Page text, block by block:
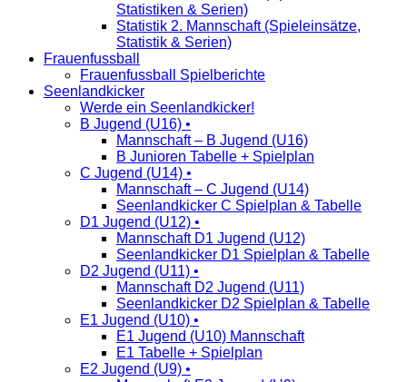
Statistiken & Serien)
Statistik 2. Mannschaft (Spieleinsätze,
Statistik & Serien)
Frauenfussball
Frauenfussball Spielberichte
Seenlandkicker
Werde ein Seenlandkicker!
B Jugend (U16) •
Mannschaft – B Jugend (U16)
B Junioren Tabelle + Spielplan
C Jugend (U14) •
Mannschaft – C Jugend (U14)
Seenlandkicker C Spielplan & Tabelle
D1 Jugend (U12) •
Mannschaft D1 Jugend (U12)
Seenlandkicker D1 Spielplan & Tabelle
D2 Jugend (U11) •
Mannschaft D2 Jugend (U11)
Seenlandkicker D2 Spielplan & Tabelle
E1 Jugend (U10) •
E1 Jugend (U10) Mannschaft
E1 Tabelle + Spielplan
E2 Jugend (U9) •